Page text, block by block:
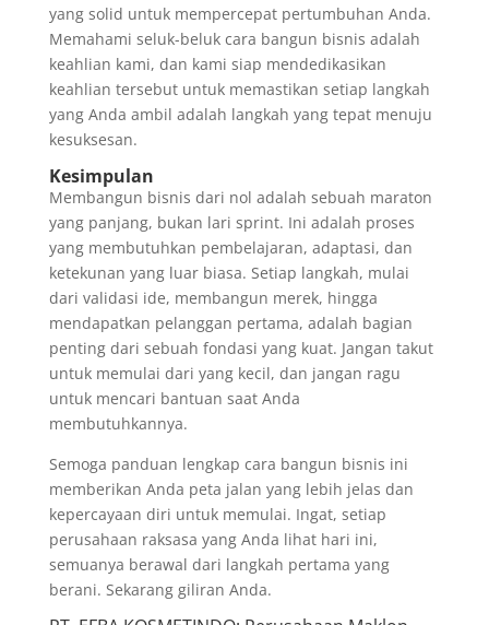
yang solid untuk mempercepat pertumbuhan Anda.
Memahami seluk-beluk cara bangun bisnis adalah
keahlian kami, dan kami siap mendedikasikan
keahlian tersebut untuk memastikan setiap langkah
yang Anda ambil adalah langkah yang tepat menuju
kesuksesan.
Kesimpulan
Membangun bisnis dari nol adalah sebuah maraton
yang panjang, bukan lari sprint. Ini adalah proses
yang membutuhkan pembelajaran, adaptasi, dan
ketekunan yang luar biasa. Setiap langkah, mulai
dari validasi ide, membangun merek, hingga
mendapatkan pelanggan pertama, adalah bagian
penting dari sebuah fondasi yang kuat. Jangan takut
untuk memulai dari yang kecil, dan jangan ragu
untuk mencari bantuan saat Anda
membutuhkannya.
Semoga panduan lengkap cara bangun bisnis ini
memberikan Anda peta jalan yang lebih jelas dan
kepercayaan diri untuk memulai. Ingat, setiap
perusahaan raksasa yang Anda lihat hari ini,
semuanya berawal dari langkah pertama yang
berani. Sekarang giliran Anda.